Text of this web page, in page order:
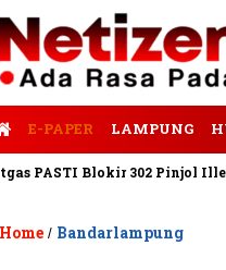
E-PAPER LAMPUNG
Blokir 302 Pinjol Illegal
Home / Bandarlampung